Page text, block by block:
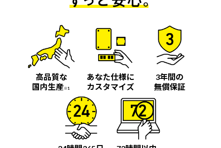
高品質な
国内生産※1
あなた仕様に
カスタマイズ
3年間の
無償保証